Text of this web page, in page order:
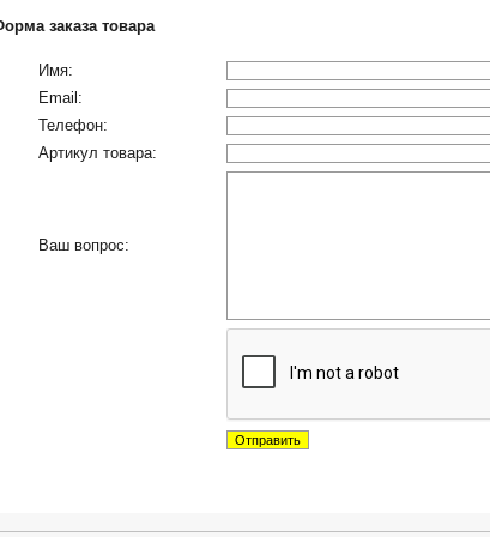
заказа товара
Имя:
Email:
Телефон:
Артикул товара:
Ваш вопрос: